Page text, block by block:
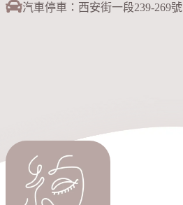
汽車停車：西安街一段239-269號